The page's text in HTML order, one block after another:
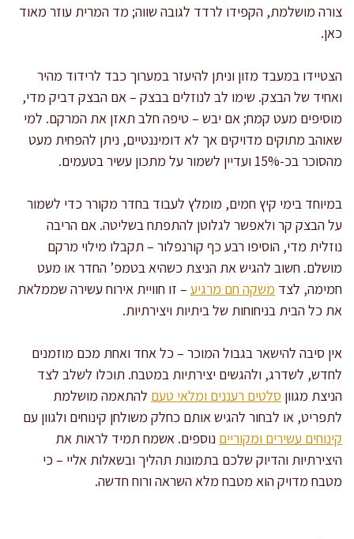
צורה מושלמת, הקפידו לרדד לגובה שווה; מד המרית עוזר מאוד
כאן.
הצטיידו במעבד מזון וניתן להיעזר במערוך כבד לרידוד מהיר
ואחיד של הבצק. שימו לב לנוזלים בבצק – אם הבצק דביק מדי,
מוסיפים מעט קמח; אם יבש – טיפה חלב תאזן את המרקם. למי
שאוהב מתוקים מדויקים אך לא דומיננטיים, ניתן להפחית מעט
מהסוכר בכ-15% ועדיין לשמור על מתכון עשיר בטעמים.
במיוחד בימי קיץ חמים, מומלץ לעבוד בחדר מקורר כדי לשמור
על הבצק קר ולאפשר לגלוטן להתפתח בשליטה. אם הריבה
נוזלית מדי, הוסיפו רבע כף קורנפלור – תקבלו מילוי מרקם
מושלם. חשוב להגיש את הניצת כשהיא בטמפ’ החדר או מעט
חמימה, לצד משקה חם מרגיע – זו חוויית אירוח עשירה שממלאת
את כל הבית בניחוחות של ביתיות ויצירתיות.
אין סיבה להישאר בגבול המוכר – כל אחד ואחת מכם מוזמנים
לחדש, לשדרג, ולהגשים יצירתיות במטבח. תוכלו לשלב לצד
הניצת מגוון סלטים רעננים ומלאי טעם להתאמה מושלמת
לתפריט, או לבחור להגיש אותם כחלק משולחן קינוחים ולגוון עם
קינוחים עשירים ומקוריים נוספים. אשמח תמיד לראות את
היצירתיות והדיוק שלכם בתמונות תהליך ובשאלות אליי – כי
מטבח מדויק הוא מטבח מלא השראה ורוח חדשה.